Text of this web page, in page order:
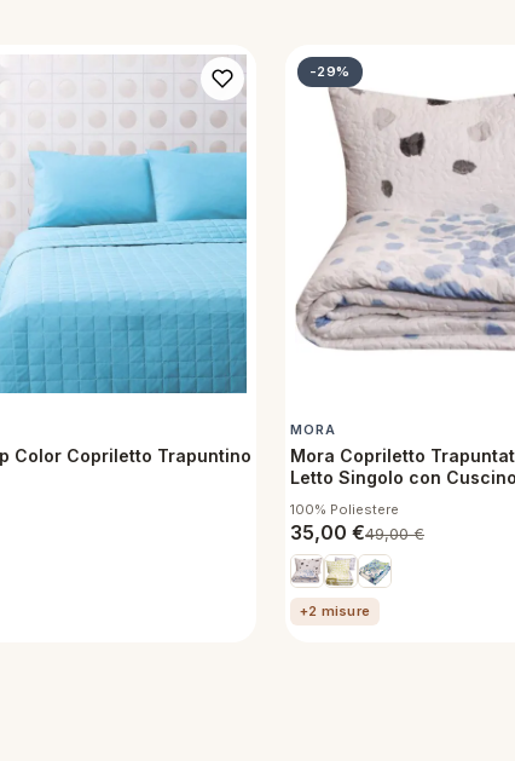
Color Copriletto Trapuntino
-29%
MORA
Mora Copriletto
Letto Singolo con
100% Poliestere
35,00 €49,00€
+2 misure